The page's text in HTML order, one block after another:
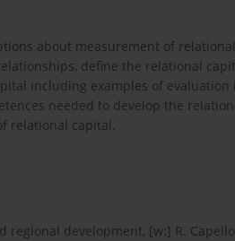
about measurement of
define the relational
including examples of
needed to develop the
relational capital.
regional development, [w:] R.